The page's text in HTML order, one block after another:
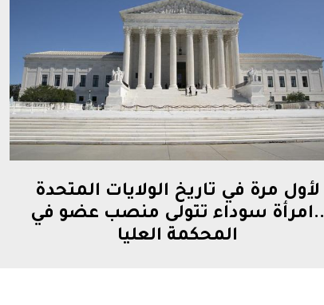
لأول مرة في تاريخ الولايات المتحدة
..امرأة سوداء تتولى منصب عضو في
المحكمة العليا